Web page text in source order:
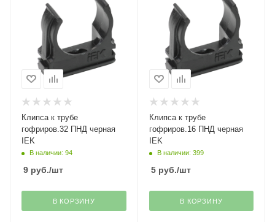
Клипса к трубе
гофриров.32 ПНД черная
IEK
В наличии: 94
9 руб./шт
В КОРЗИНУ
Клипса к трубе
гофриров.16 ПНД черная
IEK
В наличии: 399
5руб./шт
В КОРЗИНУ